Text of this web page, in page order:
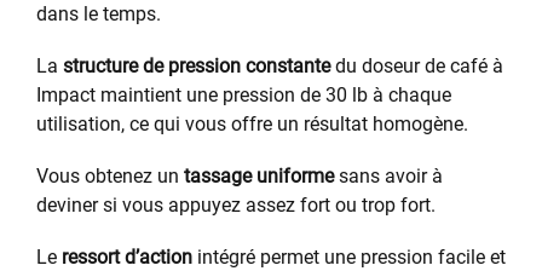
dans le temps.
La structure de pression constantedu doseur de café à
Impact maintient une pression de 30 lb à chaque
utilisation, ce qui vous offre un résultat homogène.
Vous obtenez un tassage uniformesans avoir à
deviner si vous appuyez assez fort ou trop fort.
Le ressort d’action intégré permet une pression facile et